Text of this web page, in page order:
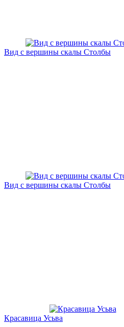
Вид с вершины скалы Столбы
Вид с вершины скалы Столбы
Красавица Усьва